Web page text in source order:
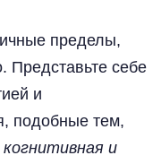
пределы,
Представьте себе
и
подобные тем,
и